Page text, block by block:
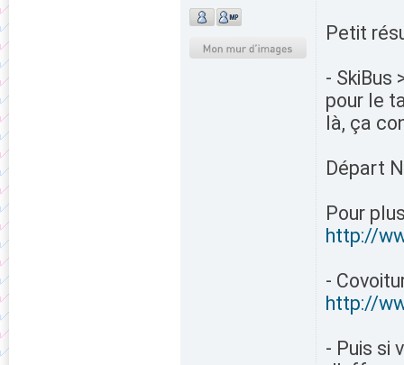
Petit
- SkiBus
pour le
là, ça
Départ
Pour
http://
-
http://
- Puis si